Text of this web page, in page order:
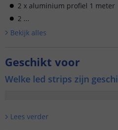
2 x aluminium profiel 1 meter
2 ...
Bekijk alles
Geschikt voor
Welke led strips zijn
Lees verder